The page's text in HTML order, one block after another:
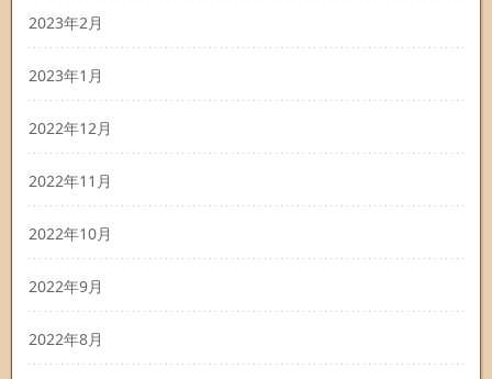
2023年2月
2023年1月
2022年12月
2022年11月
2022年10月
2022年9月
2022年8月